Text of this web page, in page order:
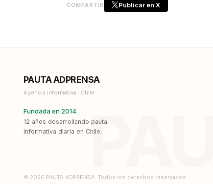
COMPARTIR Publicar en X
PAUTA ADPRENSA
Agencia informativa · Chile
Fundada en 2014
12 años desarrollando pauta
informativa diaria en Chile.
© 2026 PAUTA ADPRENSA. Todos los derechos reservados.